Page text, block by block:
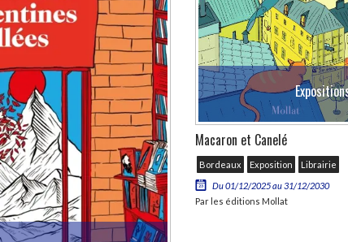
Macaron et Canelé
Bordeaux Exposition
Librairie
Du 01/12/2025 au 31/12/2030
Par les éditions Mollat